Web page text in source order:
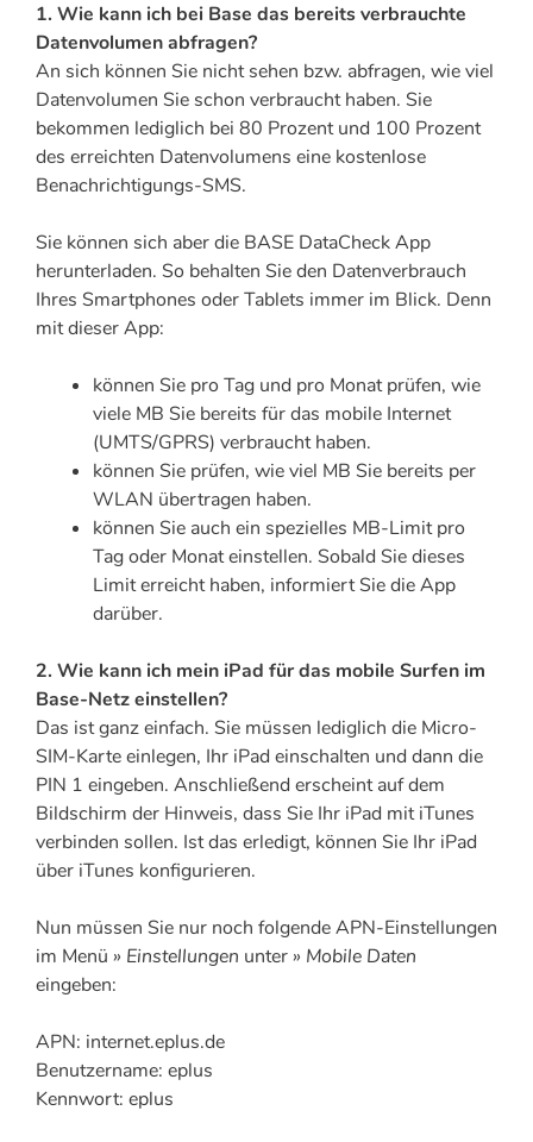
1. Wie kann ich bei Base das bereits verbrauchte
Datenvolumen abfragen?
An sich können Sie nicht sehen bzw. abfragen, wie viel
Datenvolumen Sie schon verbraucht haben. Sie
bekommen lediglich bei 80 Prozent und 100 Prozent
des erreichten Datenvolumens eine kostenlose
Benachrichtigungs-SMS.
Sie können sich aber die BASE DataCheck App
herunterladen. So behalten Sie den Datenverbrauch
Ihres Smartphones oder Tablets immer im Blick. Denn
mit dieser App:
können Sie pro Tag und pro Monat prüfen, wie
viele MB Sie bereits für das mobile Internet
(UMTS/GPRS) verbraucht haben.
können Sie prüfen, wie viel MB Sie bereits per
WLAN übertragen haben.
können Sie auch ein spezielles MB-Limit pro
Tag oder Monat einstellen. Sobald Sie dieses
Limit erreicht haben, informiert Sie die App
darüber.
2. Wie kann ich mein iPad für das mobile Surfen im
Base-Netz einstellen?
Das ist ganz einfach. Sie müssen lediglich die Micro-
SIM-Karte einlegen, Ihr iPad einschalten und dann die
PIN 1 eingeben. Anschließend erscheint auf dem
Bildschirm der Hinweis, dass Sie Ihr iPad mit iTunes
verbinden sollen. Ist das erledigt, können Sie Ihr iPad
über iTunes konfigurieren.
Nun müssen Sie nur noch folgende APN-Einstellungen
im Menü » Einstellungen unter» Mobile Daten
eingeben:
APN: internet.eplus.de
Benutzername: eplus
Kennwort: eplus